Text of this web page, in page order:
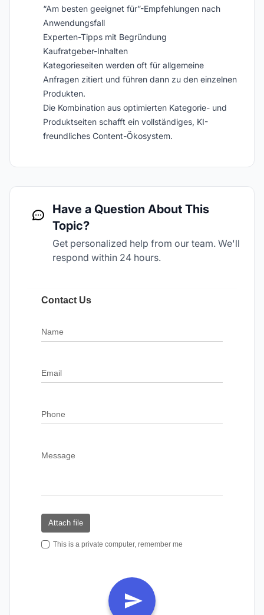
“Am besten geeignet für”-Empfehlungen nach
Anwendungsfall
Experten-Tipps mit Begründung
Kaufratgeber-Inhalten
Kategorieseiten werden oft für allgemeine
Anfragen zitiert und führen dann zu den einzelnen
Produkten.
Die Kombination aus optimierten Kategorie- und
Produktseiten schafft ein vollständiges, KI-
freundliches Content-Ökosystem.
Have a Question About This
Topic?
Get personalized help from our team. We'll
respond within 24 hours.